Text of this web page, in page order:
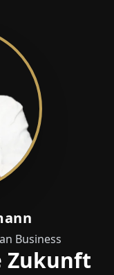
Business
Zukunft